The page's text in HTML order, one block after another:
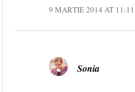
9 MARTIE 2014 AT 11:11
Sonia